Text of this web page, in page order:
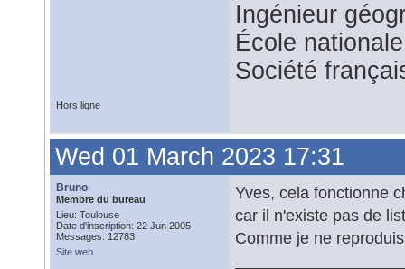
Ingénieur
École
Société
Hors ligne
Wed 01 March 2023 17:31
Bruno
Membre du bureau
Lieu: Toulouse
Date d'inscription: 22 Jun 2005
Messages: 12783
Site web
Yves, cela fonctionne
car il n'existe pas de
Comme je ne